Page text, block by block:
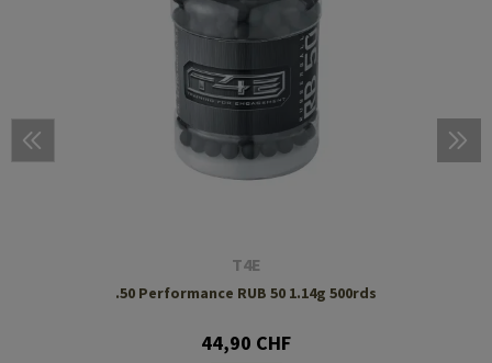
T4E
.50 Performance RUB 50 1.14g 500rds
44,90 CHF